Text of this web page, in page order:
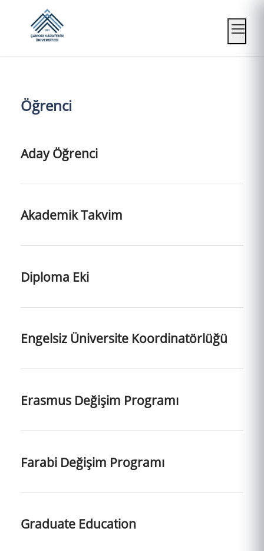
Mobil
Öğrenci
Aday Öğrenci
Akademik Takvim
Diploma Eki
Engelsiz Üniversite Koordinatörlüğü
Erasmus Değişim Programı
Farabi Değişim Programı
Graduate Education